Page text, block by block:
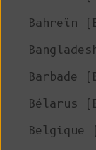
Bahreïn
Barbade
Bélarus
Belgique